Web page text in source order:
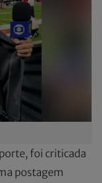
foi criticada
postagem